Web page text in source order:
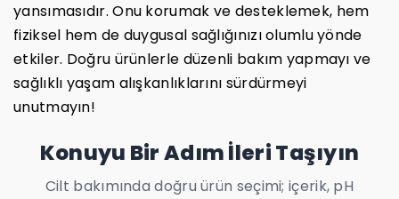
yansımasıdır. Onu korumak ve desteklemek, hem
fiziksel hem de duygusal sağlığınızı olumlu yönde
etkiler. Doğru ürünlerle düzenli bakım yapmayı ve
sağlıklı yaşam alışkanlıklarını sürdürmeyi
unutmayın!
Konuyu Bir Adım İleri Taşıyın
Cilt bakımında doğru ürün seçimi; içerik, pH